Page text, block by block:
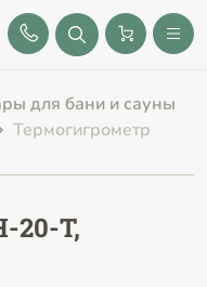
8 (843) 212-25-32
для бани и сауны
Термогигрометр
20-T,